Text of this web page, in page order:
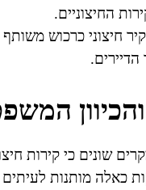
החיצוניים.
קיר חיצוני כרכוש
שונים כי קירות
מותנות לעיתים